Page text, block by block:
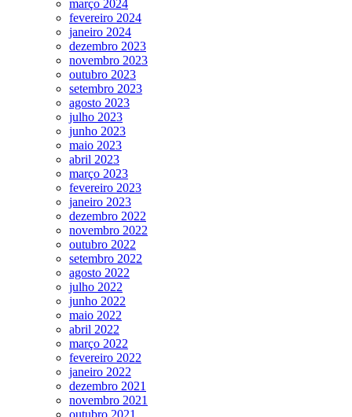
março 2024
fevereiro 2024
janeiro 2024
dezembro 2023
novembro 2023
outubro 2023
setembro 2023
agosto 2023
julho 2023
junho 2023
maio 2023
abril 2023
março 2023
fevereiro 2023
janeiro 2023
dezembro 2022
novembro 2022
outubro 2022
setembro 2022
agosto 2022
julho 2022
junho 2022
maio 2022
abril 2022
março 2022
fevereiro 2022
janeiro 2022
dezembro 2021
novembro 2021
outubro 2021